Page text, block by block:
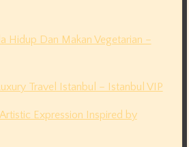
Hidup Dan Makan Vegetarian –
Travel Istanbul – Istanbul VIP
Expression Inspired by